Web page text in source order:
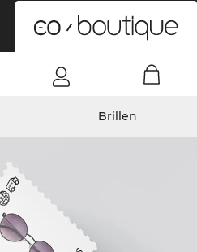
Brillen